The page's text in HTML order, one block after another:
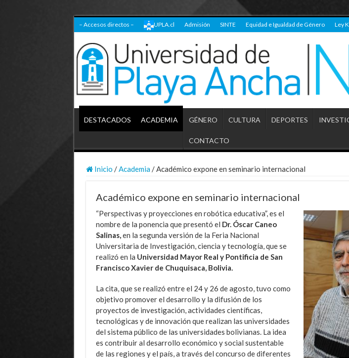
– Accesos directos – UPLA.cl Admisión SINTE Equidad e Igualdad de Género Ley
DESTACADOS ACADEMIA GÉNERO CULTURA DEPORTES
CONTACTO
Inicio / Academia / Académico expone en seminario internacional
Académico expone en seminario internacional
“Perspectivas y proyecciones en robótica educativa”, es el
nombre de la ponencia que presentó el Dr. Óscar Caneo
Salinas, en la segunda versión de la Feria Nacional
Universitaria de Investigación, ciencia y tecnología, que se
realizó en la Universidad Mayor Real y Pontificia de San
Francisco Xavier de Chuquisaca, Bolivia.
La cita, que se realizó entre el 24 y 26 de agosto, tuvo como
objetivo promover el desarrollo y la difusión de los
proyectos de investigación, actividades científicas,
tecnológicas y de innovación que realizan las universidades
del sistema público de las universidades bolivianas. La idea
es contribuir al desarrollo económico y social sustentable
de las regiones y el país, a través del concurso de diferentes